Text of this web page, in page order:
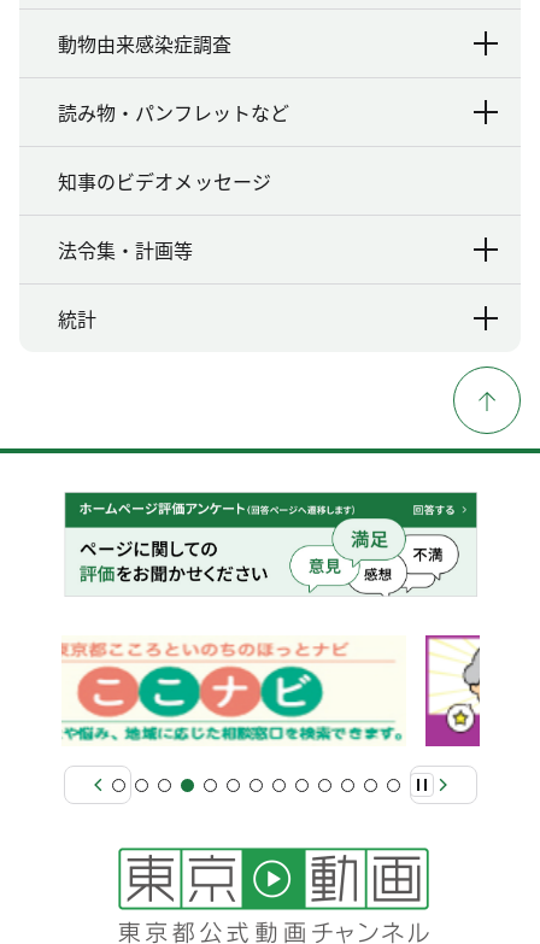
動物由来感染症調査
読み物・パンフレットなど
知事のビデオメッセージ
法令集・計画等
統計